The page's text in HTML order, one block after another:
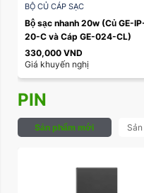
BỘ CỦ CÁP SẠC
Bộ sạc nhanh 20w (Củ GE-
20-C và Cáp GE-024-CL)
330,000 VND
Giá khuyến nghị
PIN
Sản phẩm mới